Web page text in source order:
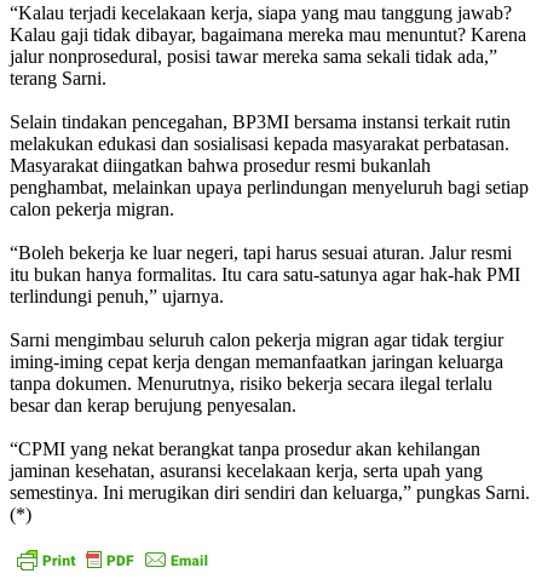
“Kalau terjadi kecelakaan kerja, siapa yang mau tanggung jawab?
Kalau gaji tidak dibayar, bagaimana mereka mau menuntut? Karena
jalur nonprosedural, posisi tawar mereka sama sekali tidak ada,”
terang Sarni.
Selain tindakan pencegahan, BP3MI bersama instansi terkait rutin
melakukan edukasi dan sosialisasi kepada masyarakat perbatasan.
Masyarakat diingatkan bahwa prosedur resmi bukanlah
penghambat, melainkan upaya perlindungan menyeluruh bagi setiap
calon pekerja migran.
“Boleh bekerja ke luar negeri, tapi harus sesuai aturan. Jalur resmi
itu bukan hanya formalitas. Itu cara satu-satunya agar hak-hak PMI
terlindungi penuh,” ujarnya.
Sarni mengimbau seluruh calon pekerja migran agar tidak tergiur
iming-iming cepat kerja dengan memanfaatkan jaringan keluarga
tanpa dokumen. Menurutnya, risiko bekerja secara ilegal terlalu
besar dan kerap berujung penyesalan.
“CPMI yang nekat berangkat tanpa prosedur akan kehilangan
jaminan kesehatan, asuransi kecelakaan kerja, serta upah yang
semestinya. Ini merugikan diri sendiri dan keluarga,” pungkas Sarni.
(*)